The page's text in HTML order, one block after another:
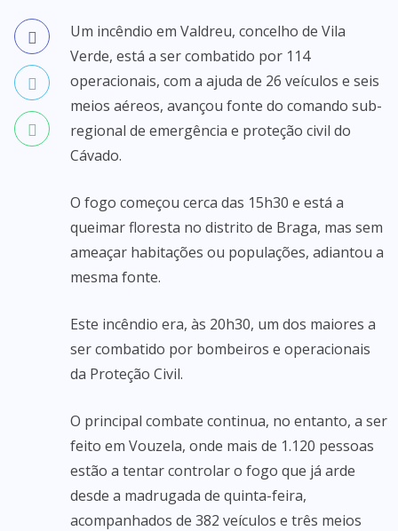
Um incêndio em Valdreu, concelho de Vila
Verde, está a ser combatido por 114
operacionais, com a ajuda de 26 veículos e seis
meios aéreos, avançou fonte do comando sub-
regional de emergência e proteção civil do
Cávado.
O fogo começou cerca das 15h30 e está a
queimar floresta no distrito de Braga, mas sem
ameaçar habitações ou populações, adiantou a
mesma fonte.
Este incêndio era, às 20h30, um dos maiores a
ser combatido por bombeiros e operacionais
da Proteção Civil.
O principal combate continua, no entanto, a ser
feito em Vouzela, onde mais de 1.120 pessoas
estão a tentar controlar o fogo que já arde
desde a madrugada de quinta-feira,
acompanhados de 382 veículos e três meios